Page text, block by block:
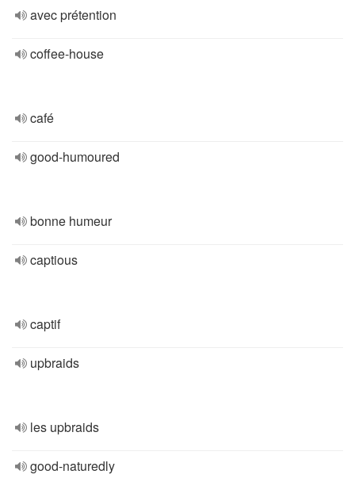
avec prétention
coffee-house
café
good-humoured
bonne humeur
captious
captif
upbraids
les upbraids
good-naturedly